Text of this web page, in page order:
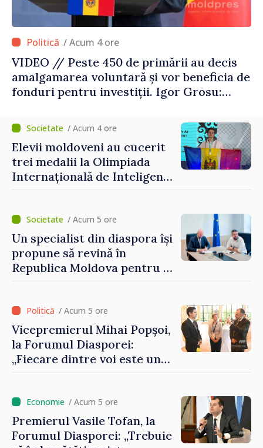
/ Acum 4 ore
VIDEO // Peste 450 de primării au decis
amalgamarea voluntară și vor beneficia de
fonduri pentru investiții. Igor Grosu:
dăm o șansă localităților să se dezvolte”
/ Acum 4 ore
Elevii moldoveni au cucerit
trei medalii la Olimpiada
Internațională de Inteligență
/ Acum 5 ore
Un specialist din diaspora își
propune să revină în
Republica Moldova pentru a
/ Acum 5 ore
Vicepremierul Mihai Popșoi,
la Forumul Diasporei:
„Fiecare dintre voi este un
imaginii Republicii Moldova”
/ Acum 5 ore
Premierul Vasile Tofan, la
Forumul Diasporei: „Trebuie